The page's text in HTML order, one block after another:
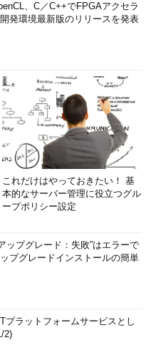
、C／C++でFPGAアクセラ
発環境最新版のリリースを発表
これだけはやっておきたい！ 基
本的なサーバー管理に役立つグル
ープポリシー設定
ップグレード：失敗”はエラーで
プグレードインストールの簡単
プラットフォームサービスとし
2)